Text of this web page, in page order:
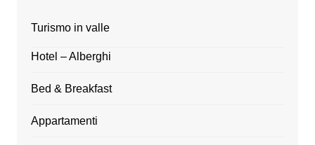
Turismo in valle
Hotel – Alberghi
Bed & Breakfast
Appartamenti